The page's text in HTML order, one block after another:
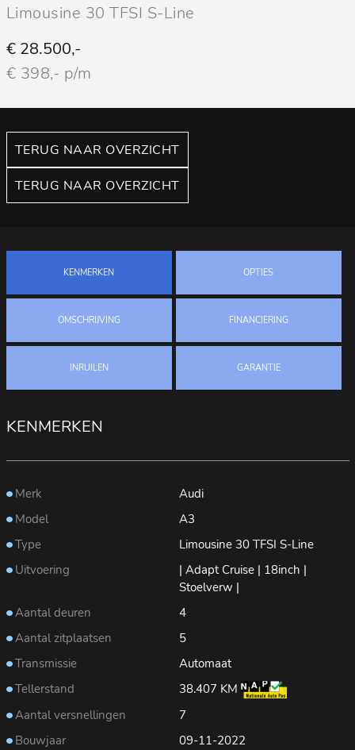
Limousine 30 TFSI S-Line
€ 28.500,-
€ 398,- p/m
TERUG NAAR OVERZICHT
TERUG NAAR OVERZICHT
KENMERKEN OPTIES
OMSCHRIJVING FINANCIERING
INRUILEN GARANTIE
KENMERKEN
Merk
Audi
Model
A3
Type
Limousine 30 TFSI S-Line
Uitvoering
| Adapt Cruise | 18inch |
Stoelverw |
Aantal deuren
4
Aantal zitplaatsen
5
Transmissie
Automaat
Tellerstand
38.407 KM
Aantal versnellingen
7
Bouwjaar
09-11-2022